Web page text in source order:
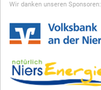
Wir danken unseren Sponsoren: